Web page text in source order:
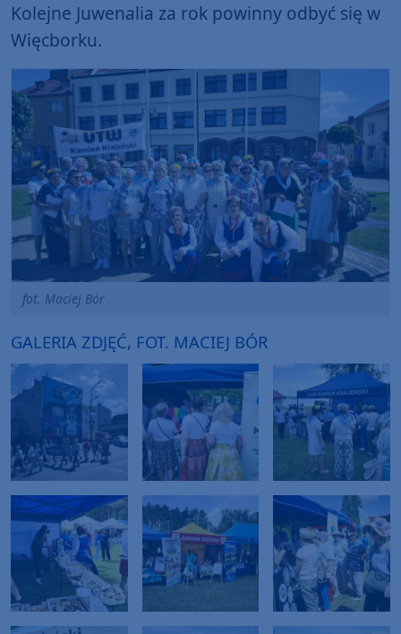
Kolejne Juwenalia za rok powinny odbyć się w
Więcborku.
fot. Maciej Bór
GALERIA ZDJĘĆ, FOT. MACIEJ BÓR